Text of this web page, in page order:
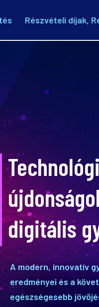
Részvételi díjak,
digitális
A modern, innovatív
eredményei és a
egészségesebb